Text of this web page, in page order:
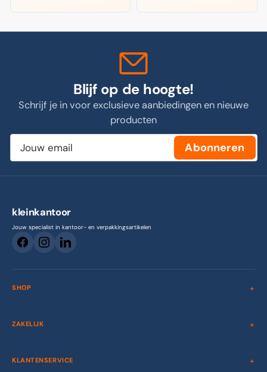
Blijf op de hoogte!
Schrijf je in voor exclusieve aanbiedingen en nieuwe
producten
Jouw
email
Abonneren
kleinkantoor
Jouw specialist in kantoor- en verpakkingsartikelen
SHOP
ZAKELIJK
KLANTENSERVICE